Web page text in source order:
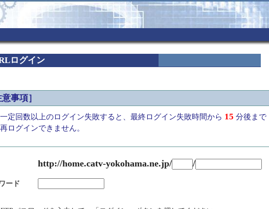
ログイン
意事項］
一定回数以上のログイン失敗すると、最終ログイン失敗時間から 15 分後まで
再ログインできません。
http://home.catv-yokohama.ne.jp/ /
ード